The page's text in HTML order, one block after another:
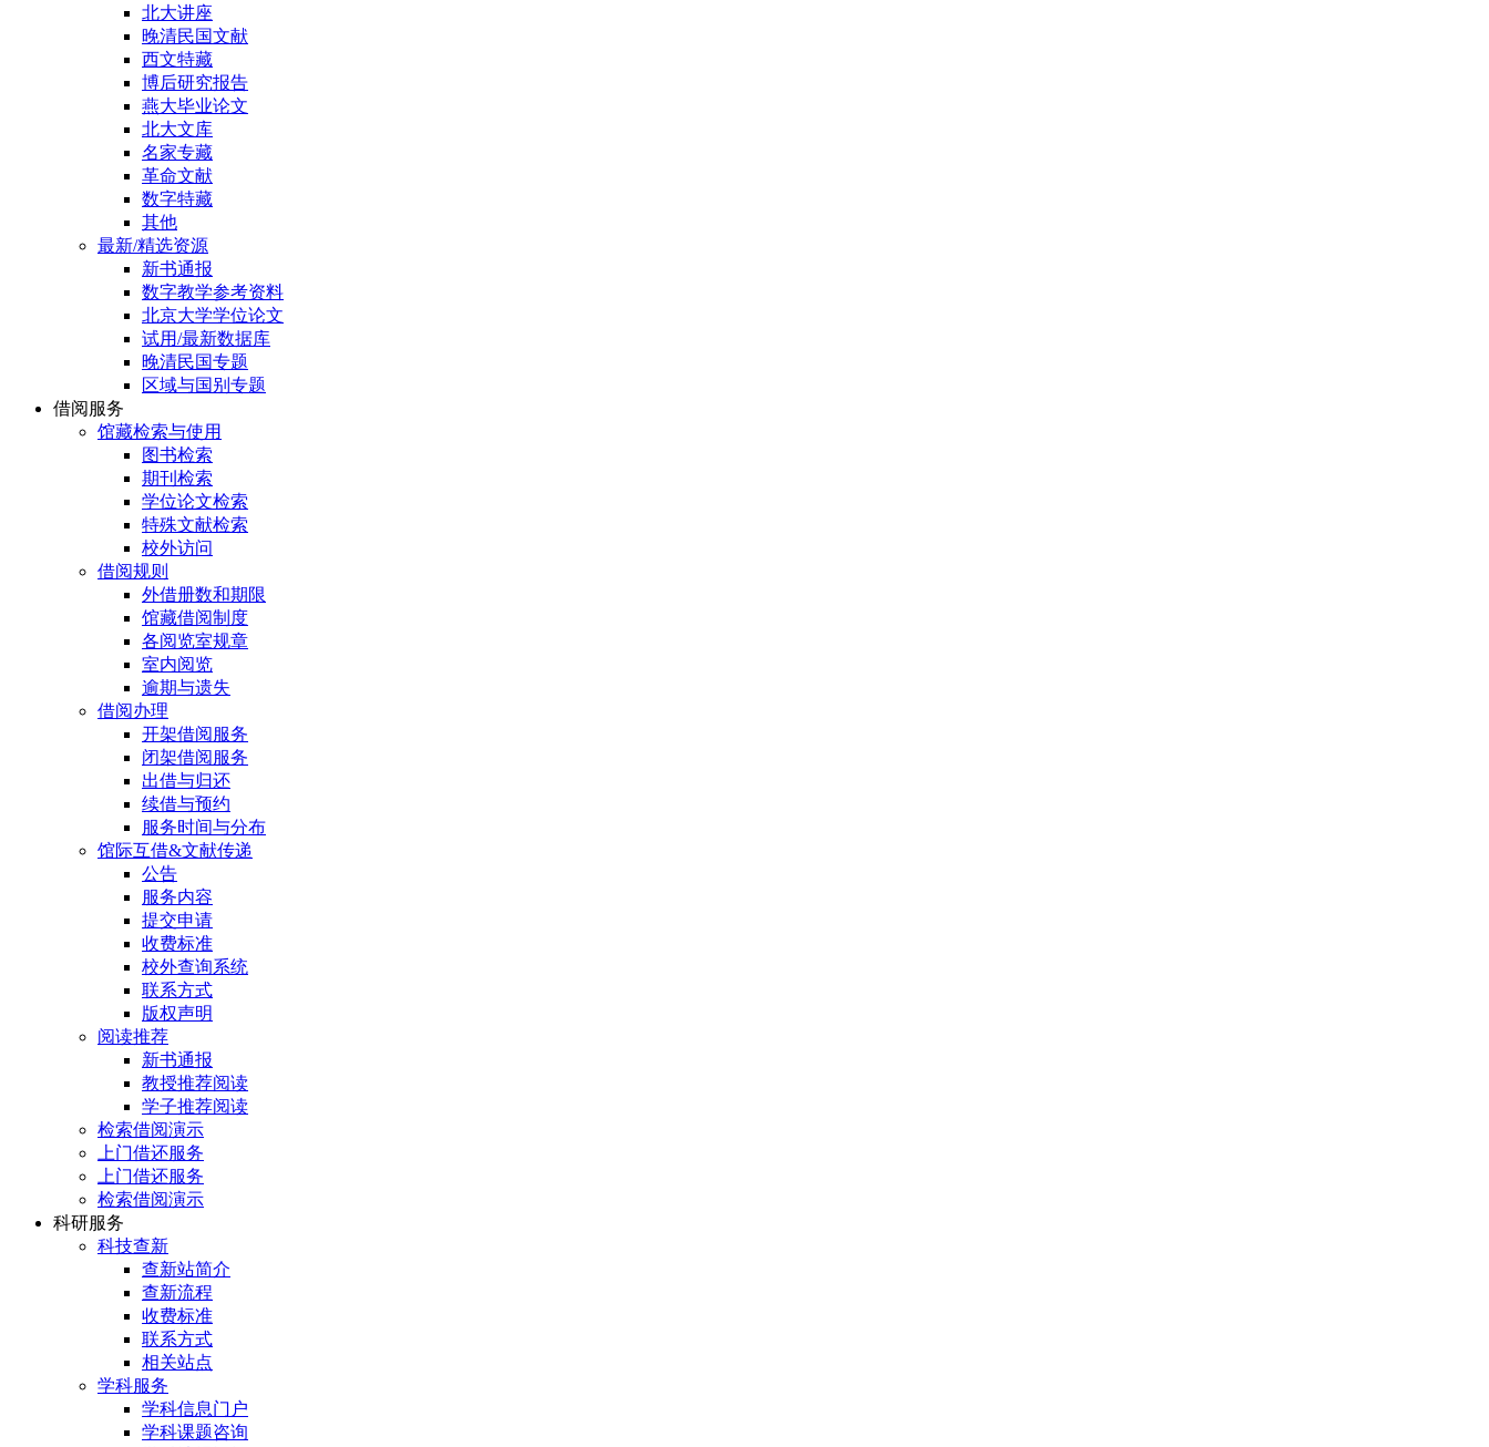
北大讲座
晚清民国文献
西文特藏
博后研究报告
燕大毕业论文
北大文库
名家专藏
革命文献
数字特藏
其他
最新/精选资源
新书通报
数字教学参考资料
北京大学学位论文
试用/最新数据库
晚清民国专题
区域与国别专题
借阅服务
馆藏检索与使用
图书检索
期刊检索
学位论文检索
特殊文献检索
校外访问
借阅规则
外借册数和期限
馆藏借阅制度
各阅览室规章
室内阅览
逾期与遗失
借阅办理
开架借阅服务
闭架借阅服务
出借与归还
续借与预约
服务时间与分布
馆际互借&文献传递
公告
服务内容
提交申请
收费标准
校外查询系统
联系方式
版权声明
阅读推荐
新书通报
教授推荐阅读
学子推荐阅读
检索借阅演示
上门借还服务
上门借还服务
检索借阅演示
科研服务
科技查新
查新站简介
查新流程
收费标准
联系方式
相关站点
学科服务
学科信息门户
学科课题咨询